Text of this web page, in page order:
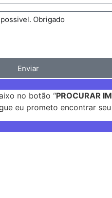
Enviar
no botão “PROCURAR
eu prometo encontrar